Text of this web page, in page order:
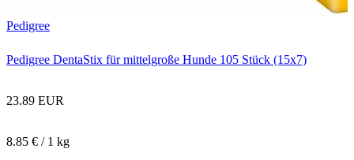
Pedigree
Pedigree DentaStix für mittelgroße Hunde 105 Stück (15x7)
23.89 EUR
8.85 € / 1 kg